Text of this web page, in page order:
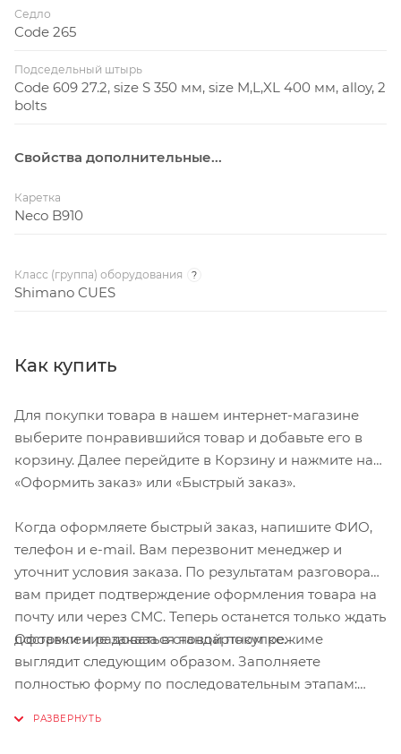
Седло
Code 265
Подседельный штырь
Code 609 27.2, size S 350 мм, size M,L,XL 400 мм, аlloy, 2
bolts
Свойства дополнительные...
Каретка
Neco B910
Класс (группа) оборудования ?
Shimano CUES
Как купить
Для покупки товара в нашем интернет-магазине
выберите понравившийся товар и добавьте его в
корзину. Далее перейдите в Корзину и нажмите на
«Оформить заказ» или «Быстрый заказ».
Когда оформляете быстрый заказ, напишите ФИО,
телефон и e-mail. Вам перезвонит менеджер и
уточнит условия заказа. По результатам разговора
вам придет подтверждение оформления товара на
почту или через СМС. Теперь останется только ждать
доставки и радоваться новой покупке.
Оформление заказа в стандартном режиме
выглядит следующим образом. Заполняете
полностью форму по последовательным этапам: